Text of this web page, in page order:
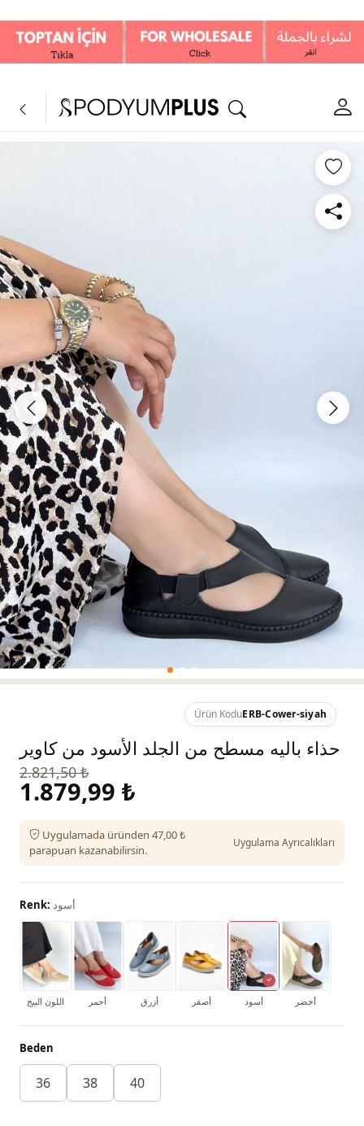
Ürün KoduERB-Cower-siyah
حذاء باليه مسطح من الجلد الأسود من كاوير
2.821,50 ₺
1.879,99 ₺
Uygulamada üründen 47,00 ₺
parapuan kazanabilirsin.
Uygulama Ayrıcalıkları
Renk: أسود
اللون البيج أحمر أزرق أصفر أسود أخضر
Beden
36 38 40